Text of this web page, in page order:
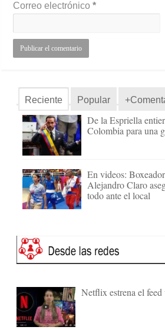
Correo electrónico*
Reciente Popular
De la Espriella
Colombia para una
En videos:
Alejandro Claro
todo ante el local
Netflix estrena el